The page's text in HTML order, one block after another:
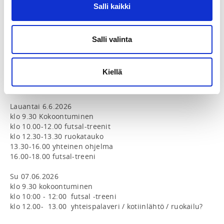
Salli kaikki
Salli valinta
Kiellä
HUOM!
ALUSTAVASTI LEIRIOHJELMA:
Perjantai 5.6.2026
18.00 - 20.00 Futsal-treenit
Lauantai 6.6.2026
klo 9.30 Kokoontuminen
klo 10.00-12.00 futsal-treenit
klo 12.30-13.30 ruokatauko
13.30-16.00 yhteinen ohjelma
16.00-18.00 futsal-treeni
Su 07.06.2026
klo 9.30 kokoontuminen
klo 10:00 - 12:00  futsal -treeni
klo 12.00-  13.00  yhteispalaveri / kotiinlähtö / ruokailu?